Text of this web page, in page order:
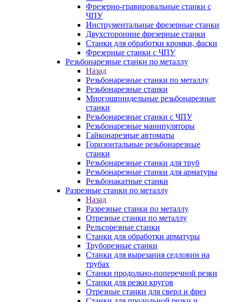
Фрезерно-гравировальные станки с
ЧПУ
Инструментальные фрезерные станки
Двухсторонние фрезерные станки
Станки для обработки кромки, фаски
Фрезерные станки с ЧПУ
Резьбонарезные станки по металлу
Назад
Резьбонарезные станки по металлу
Резьбонарезные станки
Многошпиндельные резьбонарезные
станки
Резьбонарезные станки с ЧПУ
Резьбонарезные манипуляторы
Гайконарезные автоматы
Горизонтальные резьбонарезные
станки
Резьбонарезные станки для труб
Резьбонарезные станки для арматуры
Резьбонакатные станки
Разрезные станки по металлу
Назад
Разрезные станки по металлу
Отрезные станки по металлу
Рельсорезные станки
Станки для обработки арматуры
Труборезные станки
Станки для вырезания седловин на
трубаx
Станки продольно-поперечной резки
Станки для резки кругов
Отрезные станки для сверл и фрез